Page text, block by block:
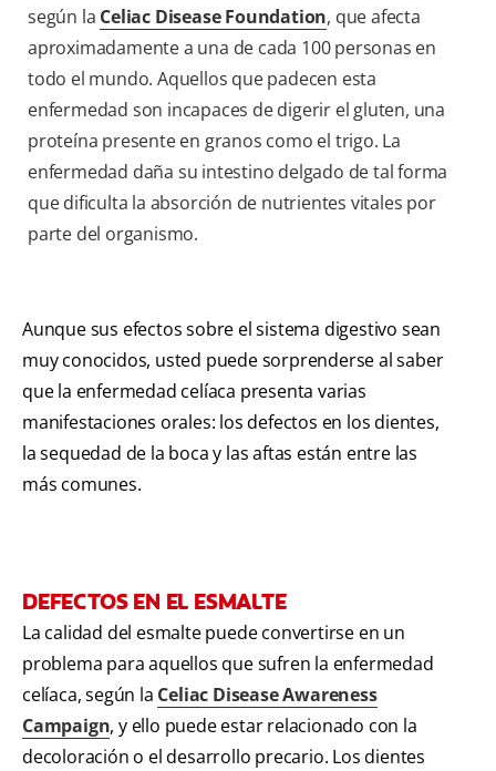
según la Celiac Disease Foundation, que afecta
aproximadamente a una de cada 100 personas en
todo el mundo. Aquellos que padecen esta
enfermedad son incapaces de digerir el gluten, una
proteína presente en granos como el trigo. La
enfermedad daña su intestino delgado de tal forma
que dificulta la absorción de nutrientes vitales por
parte del organismo.
Aunque sus efectos sobre el sistema digestivo sean
muy conocidos, usted puede sorprenderse al saber
que la enfermedad celíaca presenta varias
manifestaciones orales: los defectos en los dientes,
la sequedad de la boca y las aftas están entre las
más comunes.
DEFECTOS EN EL ESMALTE
La calidad del esmalte puede convertirse en un
problema para aquellos que sufren la enfermedad
celíaca, según la Celiac Disease Awareness
Campaign, y ello puede estar relacionado con la
decoloración o el desarrollo precario. Los dientes